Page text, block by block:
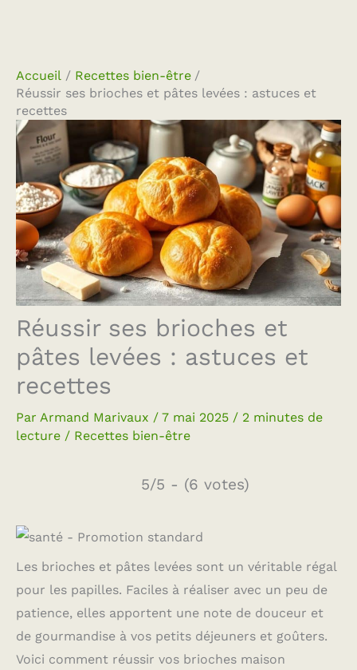
Accueil
Recettes bien-être
Réussir ses brioches et pâtes levées : astuces et
recettes
Réussir ses brioches et
pâtes levées : astuces et
recettes
Par Armand Marivaux / 7 mai 2025 / 2 minutes de
lecture / Recettes bien-être
5/5 - (6 votes)
Les brioches et pâtes levées sont un véritable régal
pour les papilles. Faciles à réaliser avec un peu de
patience, elles apportent une note de douceur et
de gourmandise à vos petits déjeuners et goûters.
Voici comment réussir vos brioches maison